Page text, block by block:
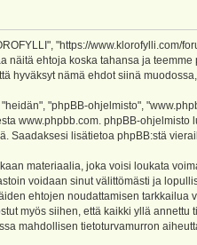
"https://www.klorofylli.com/
näitä ehtoja koska tahansa ja
hyväksyt nämä ehdot siinä
"phpBB-ohjelmisto",
www.phpbb.com. phpBB-ohjelmisto
Saadaksesi lisätietoa phpBB:stä
materiaalia, joka voisi loukata
voidaan sinut välittömästi ja
ehtojen noudattamisen tarkkailua
myös siihen, että kaikki yllä
mahdollisen tietoturvamurron